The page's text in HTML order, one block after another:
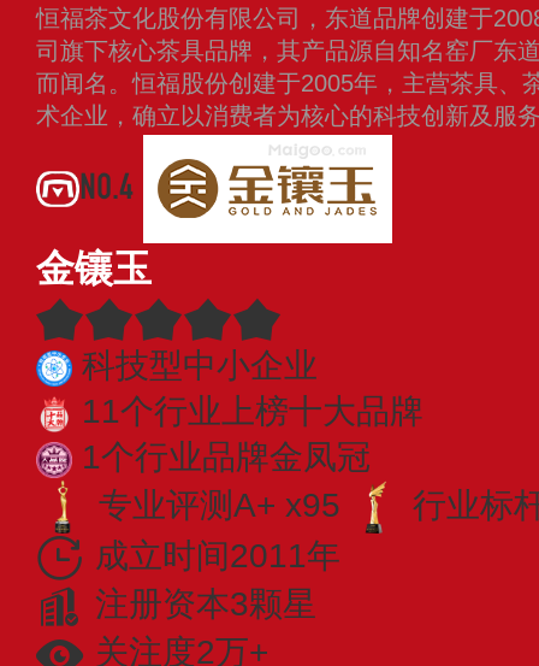
恒福茶文化股份有限公司，东道品牌创建于
司旗下核心茶具品牌，其产品源自知名窑厂东
而闻名。恒福股份创建于2005年，主营茶具、
术企业，确立以消费者为核心的科技创新及服
NO.4
金镶玉
科技型中小企业
11个行业上榜十大品牌
1个行业品牌金凤冠
专业评测A+ x95
行业标
成立时间2011年
注册资本3颗星
关注度2万+